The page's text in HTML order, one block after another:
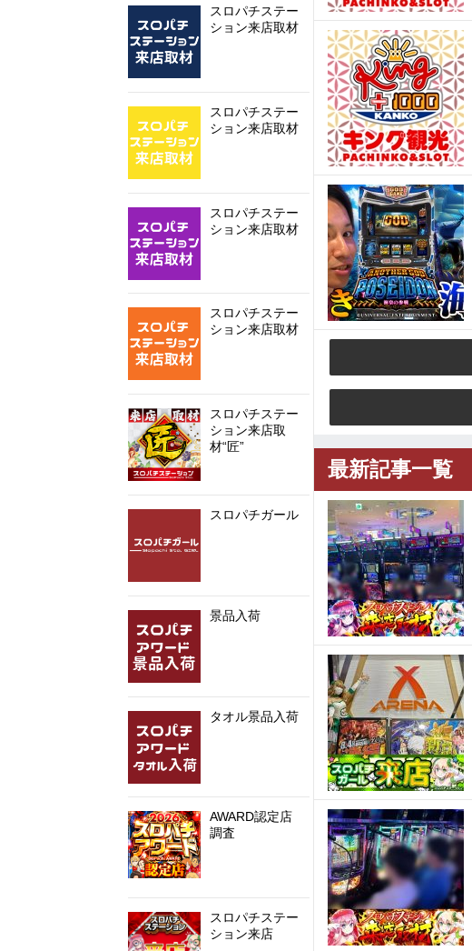
スロパチステー
ション来店取材
スロパチステー
ション来店取材
スロパチステー
ション来店取材
スロパチステー
ション来店取材
スロパチステー
ション来店取
材“匠”
スロパチガール
景品入荷
タオル景品入荷
AWARD認定店
調査
スロパチステー
ション来店
最新記事一覧